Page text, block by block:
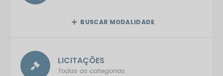
BUSCAR MODALIDADE
LICITAÇÕES
Todas as categorias